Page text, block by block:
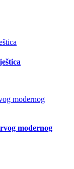
modernog